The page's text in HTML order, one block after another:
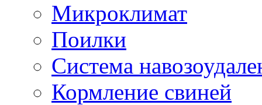
Микроклимат
Поилки
Система
Кормление свиней